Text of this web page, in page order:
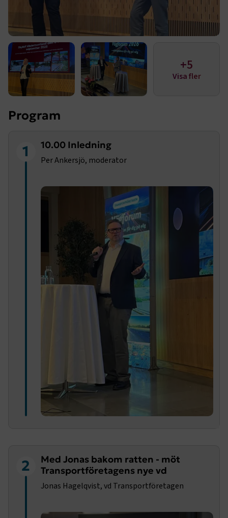
+5
Visa fler
Program
1 10.00 Inledning
Per Ankersjö, moderator
2
Med Jonas bakom ratten - möt
Transportföretagens nye vd
Jonas Hagelqvist, vd Transportföretagen